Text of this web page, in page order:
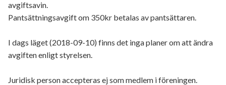
avgiftsavin.
Pantsättningsavgift om 350kr betalas av pantsättaren.
I dags läget (2018-09-10) finns det inga planer om att ändra
avgiften enligt styrelsen.
Juridisk person accepteras ej som medlem i föreningen.